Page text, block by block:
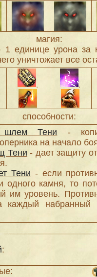
магия:
1 единице урона
уничтожает все
способности:
шлем Тени -
на начало
Тени - дает защиту
Тени - если
одного камня, то
им уровень.
каждый набранный
: